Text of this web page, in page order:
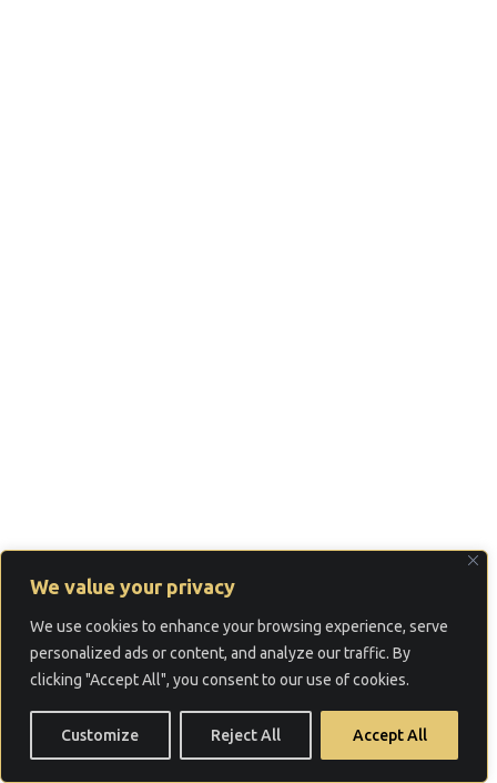
We value your privacy
We use cookies to enhance your browsing experience, serve
personalized ads or content, and analyze our traffic. By
clicking "Accept All", you consent to our use of cookies.
Customize Reject All Accept All